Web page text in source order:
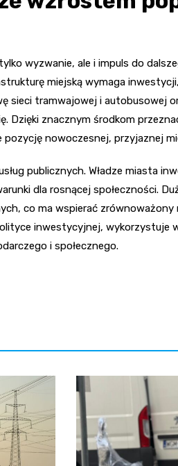
wyzwanie, ale i impuls do
miejską wymaga
sieci tramwajowej i autobusowej
Dzięki znacznym środkom
nowoczesnej, przyjaznej
publicznych. Władze miasta
dla rosnącej społeczności.
co ma wspierać
inwestycyjnej, wykorzystuje
i społecznego.